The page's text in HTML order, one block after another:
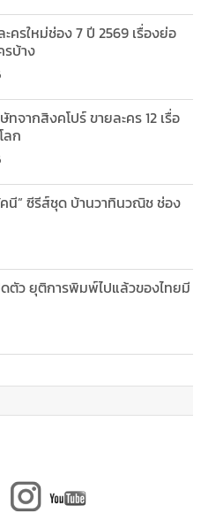
ครใหม่ช่อง 7 ปี 2569 เรื่องย่อ
รบ้าง
จากสิงคโปร์ ขายละคร 12 เรื่อ
ลก
คนี” ซีรีส์ชุด บ้านวาทินวณิช ช่อง
ว ยุติการพิมพ์ไปแล้วของไทยมี